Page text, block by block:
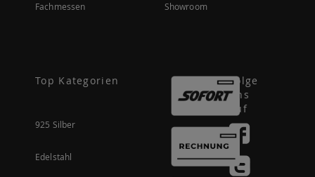
Fachmessen Showroom
Top Kategorien
925 Silber
Edelstahl
Folge
uns
auf